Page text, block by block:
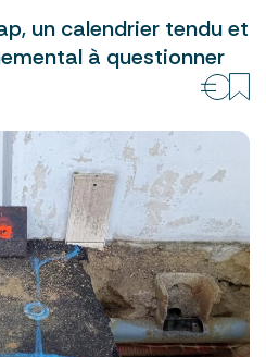
un calendrier tendu et
à questionner